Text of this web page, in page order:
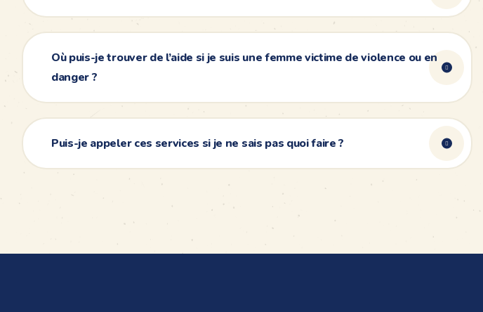
Où puis-je trouver de l’aide si je suis une femme victime de violence ou en
danger ?
Puis-je appeler ces services si je ne sais pas quoi faire ?